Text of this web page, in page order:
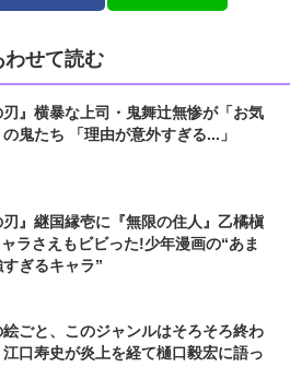
わせて読む
刃』横暴な上司・鬼舞辻無惨が「お気
鬼たち 「理由が意外すぎる...」
刃』継国縁壱に『無限の住人』乙橘槇
ラさえもビビった!少年漫画の“あま
すぎるキャラ”
絵ごと、このジャンルはそろそろ終わ
江口寿史が炎上を経て樋口毅宏に語っ